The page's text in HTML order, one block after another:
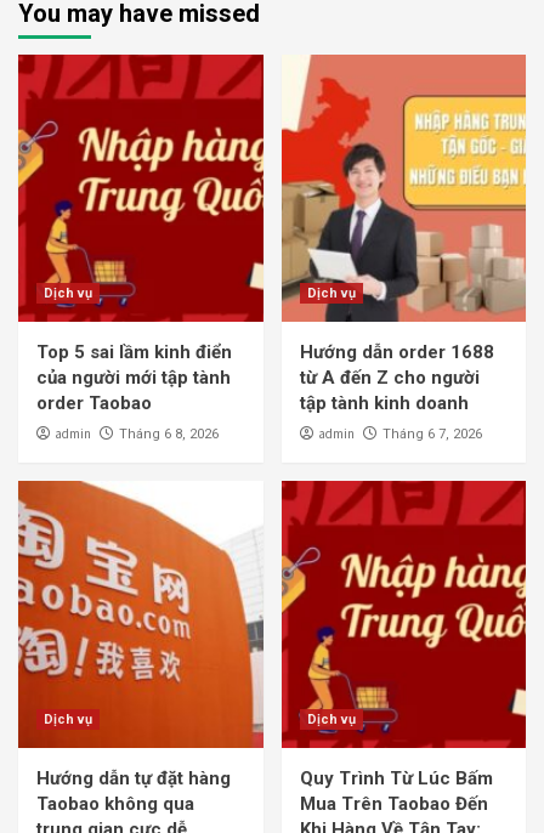
You may have missed
Dịch vụ
Top 5 sai lầm kinh điển
của người mới tập tành
order Taobao
admin Tháng 6 8, 2026
Dịch vụ
Hướng dẫn order 1688
từ A đến Z cho người
tập tành kinh doanh
admin Tháng 6 7, 2026
Dịch vụ
Hướng dẫn tự đặt hàng
Taobao không qua
Dịch vụ
Quy Trình Từ Lúc Bấm
Mua Trên Taobao Đến